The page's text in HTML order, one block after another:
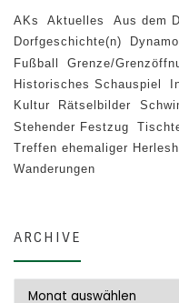
AKs Aktuelles Aus dem
Dorfgeschichte(n)
Fußball
Grenze/
Historisches Schauspiel
Kultur
Rätselbilder
Stehender Festzug
Treffen ehemaliger
Wanderungen
ARCHIVE